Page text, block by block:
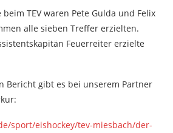
TEV waren Pete Gulda und Felix
alle sieben Treffer erzielten.
Feuerreiter erzielte
Bericht gibt es bei unserem Partner
sport/eishockey/tev-miesbach/der-